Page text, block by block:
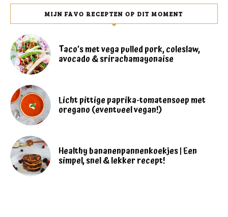
MIJN FAVO RECEPTEN OP DIT MOMENT
Taco’s met vega pulled pork, coleslaw,
avocado & srirachamayonaise
Licht pittige paprika-tomatensoep met
oregano (eventueel vegan!)
Healthy bananenpannenkoekjes | Een
simpel, snel & lekker recept!